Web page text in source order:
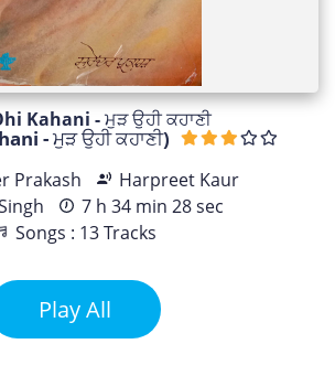
Kahani - ਮੁੜ ਉਹੀ ਕਹਾਣੀ
- ਮੁੜ ਉਹੀ ਕਹਾਣੀ)
Prakash
Harpreet Kaur
7 h 34 min 28 sec
Songs : 13 Tracks
Play All